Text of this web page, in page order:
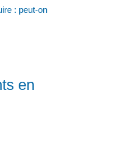
: peut-on
en